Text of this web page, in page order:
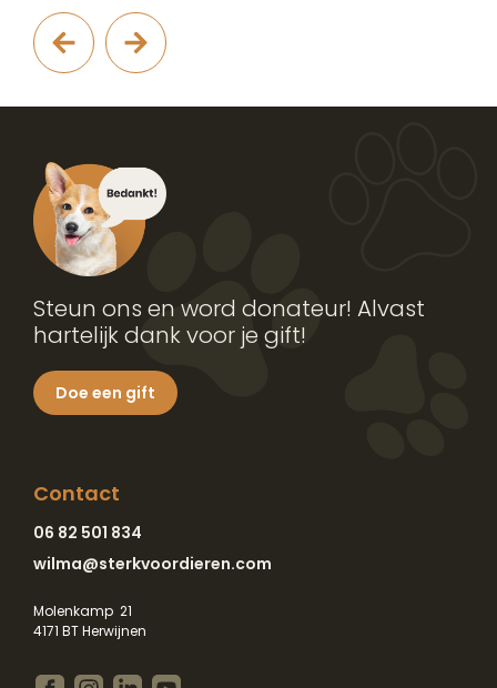
Steun ons en word donateur! Alvast
hartelijk dank voor je gift!
Doe een gift
Contact
06 82 501 834
wilma@sterkvoordieren.com
Molenkamp 21
4171 BT Herwijnen